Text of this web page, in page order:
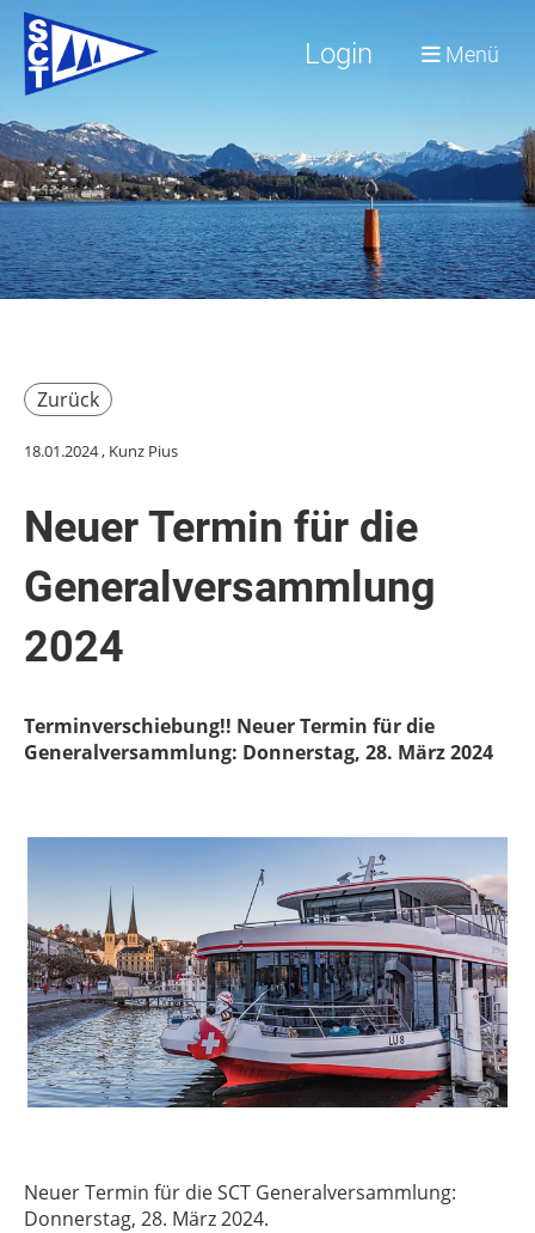
Login Menü
Zurück
18.01.2024, Kunz Pius
Neuer Termin für die
Generalversammlung
2024
Terminverschiebung!! Neuer Termin für die
Generalversammlung: Donnerstag, 28. März 2024
Neuer Termin für die SCT Generalversammlung:
Donnerstag, 28. März 2024.